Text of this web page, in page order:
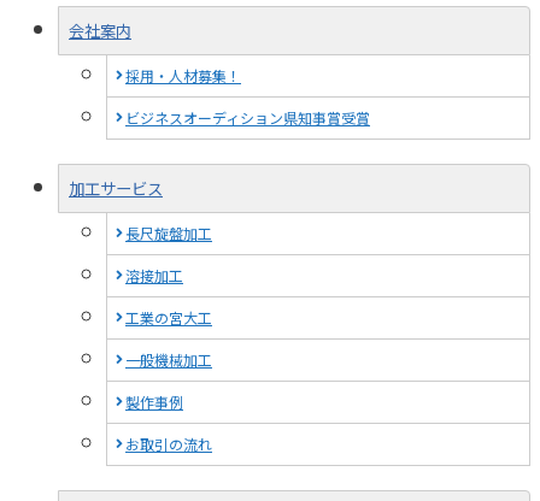
会社案内
採用・人材募集！
ビジネスオーディション県知事賞受賞
加工サービス
長尺旋盤加工
溶接加工
工業の宮大工
一般機械加工
製作事例
お取引の流れ